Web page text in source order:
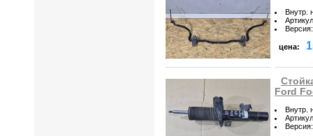
Внутр.
Артикул
Версия:
цена:
Ford
Внутр.
Артикул
Версия: